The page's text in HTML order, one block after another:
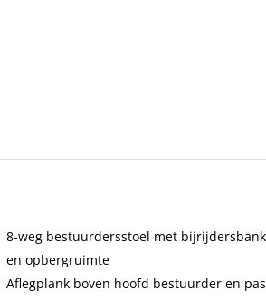
Ons allround autobedrijf is
8-weg bestuurdersstoel met
en opbergruimte
Aflegplank boven hoofd bestuurder en